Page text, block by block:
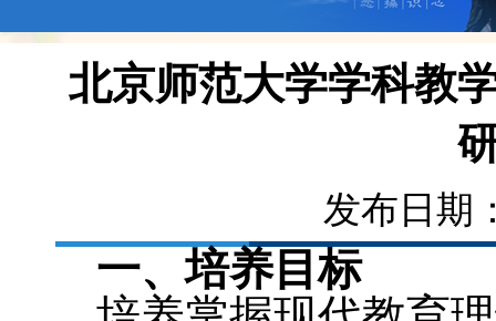
北京师范大学学科教
发布日期
一、培养目标